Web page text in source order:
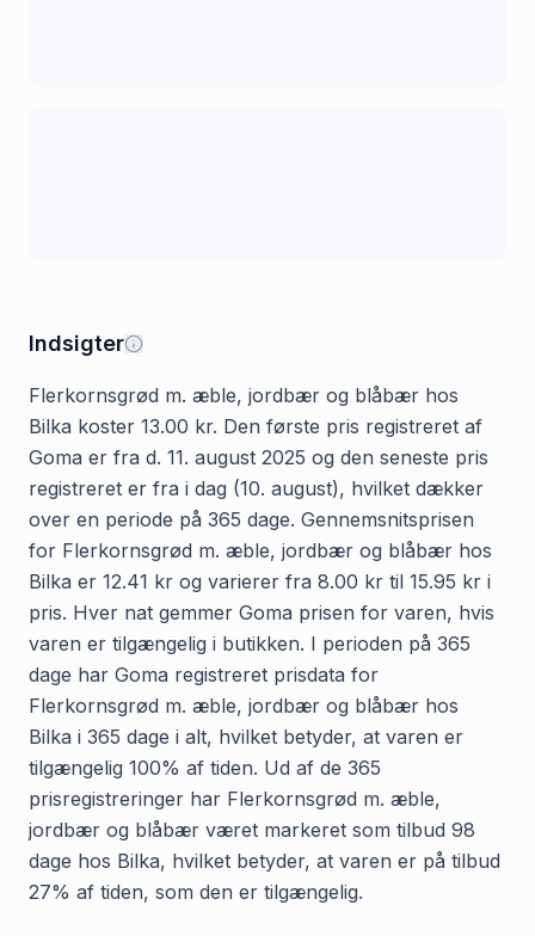
Indsigter
Flerkornsgrød m. æble, jordbær og blåbær hos
Bilka koster 13.00 kr. Den første pris registreret af
Goma er fra d. 11. august 2025 og den seneste pris
registreret er fra i dag (10. august), hvilket dækker
over en periode på 365 dage. Gennemsnitsprisen
for Flerkornsgrød m. æble, jordbær og blåbær hos
Bilka er 12.41 kr og varierer fra 8.00 kr til 15.95 kr i
pris. Hver nat gemmer Goma prisen for varen, hvis
varen er tilgængelig i butikken. I perioden på 365
dage har Goma registreret prisdata for
Flerkornsgrød m. æble, jordbær og blåbær hos
Bilka i 365 dage i alt, hvilket betyder, at varen er
tilgængelig 100% af tiden. Ud af de 365
prisregistreringer har Flerkornsgrød m. æble,
jordbær og blåbær været markeret som tilbud 98
dage hos Bilka, hvilket betyder, at varen er på tilbud
27% af tiden, som den er tilgængelig.